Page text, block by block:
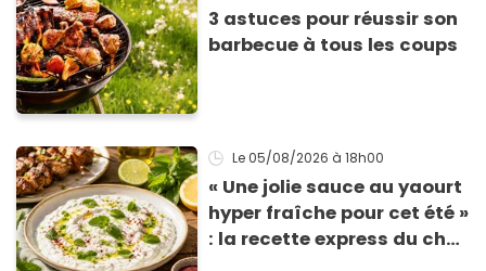
3 astuces pour réussir son
barbecue à tous les coups
Le 05/08/2026 à 18h00
« Une jolie sauce au yaourt
hyper fraîche pour cet été »
: la recette express du chef